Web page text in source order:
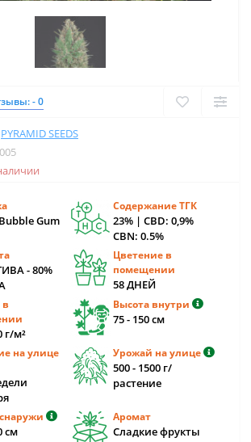
- 0
PYRAMID SEEDS
Gum
Содержание ТГК
23% | CBD: 0,9%
CBN: 0.5%
- 80%
Цветение в
помещении
58 ДНЕЙ
г/м²
Высота внутри
75 - 150 cм
на улице Урожай на улице
500 - 1500 г/
растение
cм
Аромат
Сладкие фрукты